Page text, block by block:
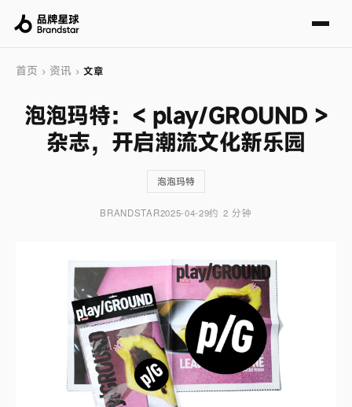
首页 › 资讯 › 文章
泡泡玛特：< play/GROUND >
杂志，开启潮流文化新乐园
泡泡玛特
BRANDSTAR2025-04-29约 2 分钟